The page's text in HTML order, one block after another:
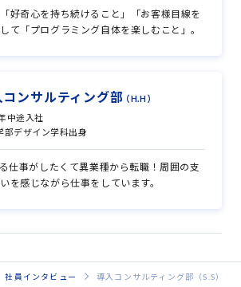
好奇心を持ち続けること」「お客様目線を
て「プログラミング自体を楽しむこと」。
コンサルティング部（H.H）
中途入社
部デザイン学科出身
仕事がしたくて異業種から転職！周囲の支
を感じながら仕事をしています。
社員インタビュー 導入コンサルティング部（S.S）